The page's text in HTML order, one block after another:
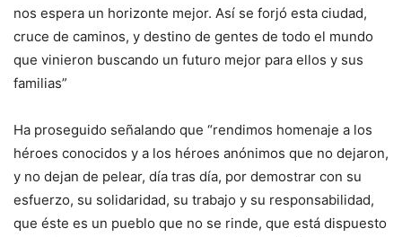
nos espera un horizonte mejor. Así se forjó esta ciudad,
cruce de caminos, y destino de gentes de todo el mundo
que vinieron buscando un futuro mejor para ellos y sus
familias”
Ha proseguido señalando que “rendimos homenaje a los
héroes conocidos y a los héroes anónimos que no dejaron,
y no dejan de pelear, día tras día, por demostrar con su
esfuerzo, su solidaridad, su trabajo y su responsabilidad,
que éste es un pueblo que no se rinde, que está dispuesto